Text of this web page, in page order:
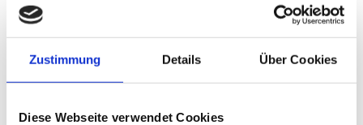
Zustimmung Details Über Cookies
Diese Webseite verwendet Cookies
Allgemeine kardiologische
Sprechstunde
Koronare Herzerkrankung, Herzklappenerkrankungen,